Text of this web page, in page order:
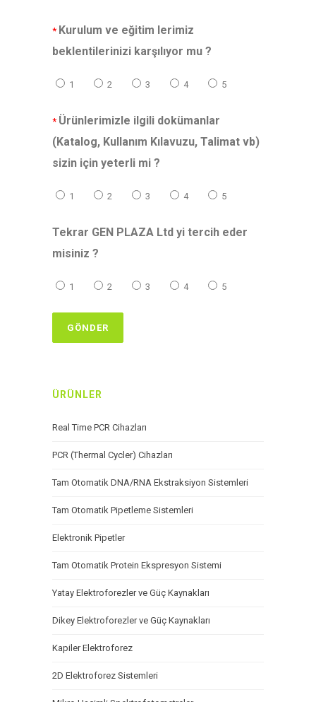
* Kurulum ve eğitim lerimiz
beklentilerinizi karşılıyor mu ?
1 2 3 4 5
* Ürünlerimizle ilgili dokümanlar
(Katalog, Kullanım Kılavuzu, Talimat vb)
sizin için yeterli mi ?
1 2 3 4 5
Tekrar GEN PLAZA Ltd yi tercih eder
misiniz ?
1 2 3 4 5
ÜRÜNLER
Real Time PCR Cihazları
PCR (Thermal Cycler) Cihazları
Tam Otomatik DNA/RNA Ekstraksiyon Sistemleri
Tam Otomatik Pipetleme Sistemleri
Elektronik Pipetler
Tam Otomatik Protein Ekspresyon Sistemi
Yatay Elektroforezler ve Güç Kaynakları
Dikey Elektroforezler ve Güç Kaynakları
Kapiler Elektroforez
2D Elektroforez Sistemleri